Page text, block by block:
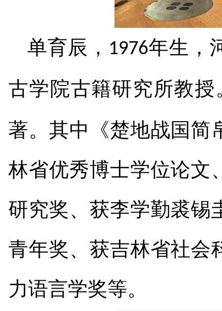
单育辰， 1976年生，
古学院古籍研究所教授
著。其中《楚地战国简
林省优秀博士学位论文
研究奖、获李学勤裘锡
青年奖、获吉林省社会
力语言学奖等。